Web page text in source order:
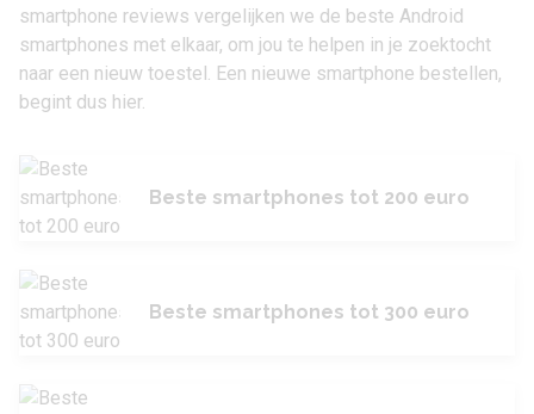
smartphone reviews vergelijken we de beste Android
smartphones met elkaar, om jou te helpen in je zoektocht
naar een nieuw toestel. Een nieuwe smartphone bestellen,
begint dus hier.
Beste smartphones tot 200 euro
Beste smartphones tot 300 euro